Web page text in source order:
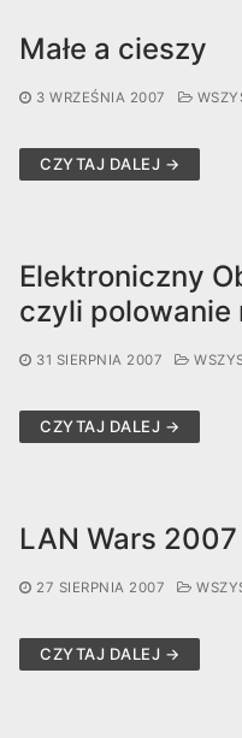
Małe a cieszy
3 WRZEŚNIA 2007
CZYTAJ DALEJ →
Elektroniczny
czyli polowanie
31 SIERPNIA 2007
CZYTAJ DALEJ →
LAN Wars 2007
27 SIERPNIA 2007
CZYTAJ DALEJ →